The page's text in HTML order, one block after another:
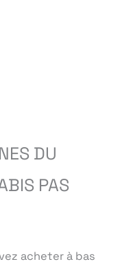
DU
PAS
acheter à bas